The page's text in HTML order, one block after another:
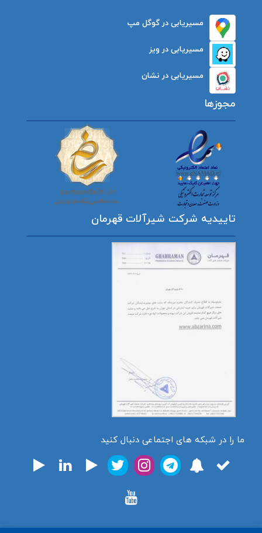
مسیریابی در گوگل مپ
مسیریابی در ویز
مسیریابی در نشان
مجوزها
تاییدیه شرکت شیرآلات قهرمان
ما را در شبکه های اجتماعی دنبال کنید